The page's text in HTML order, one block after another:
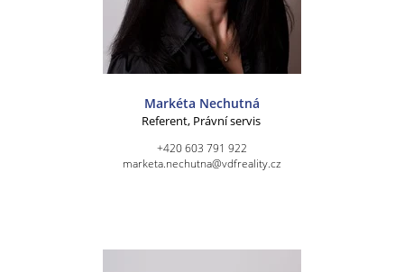
Markéta Nechutná
Referent, Právní servis
+420 603 791 922
marketa.nechutna@vdfreality.cz